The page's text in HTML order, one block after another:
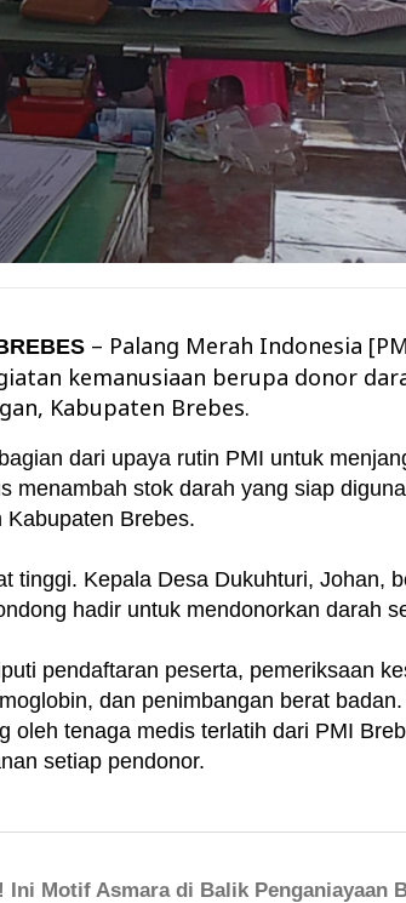
– Palang Merah Indonesia
kemanusiaan berupa donor
Kabupaten Brebes.
dari upaya rutin PMI untuk
menambah stok darah yang siap
Kabupaten Brebes.
tinggi. Kepala Desa Dukuhturi, Johan,
hadir untuk mendonorkan darah
pendaftaran peserta, pemeriksaan
dan penimbangan berat
oleh tenaga medis terlatih dari PMI
setiap pendonor.
Ini Motif Asmara di Balik Penganiayaan